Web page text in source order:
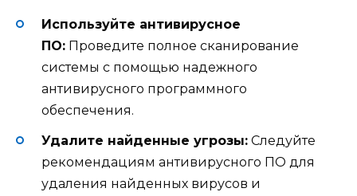
Используйте антивирусное
ПО: Проведите полное сканирование
системы с помощью надежного
антивирусного программного
обеспечения.
Удалите найденные угрозы: Следуйте
рекомендациям антивирусного ПО для
удаления найденных вирусов и